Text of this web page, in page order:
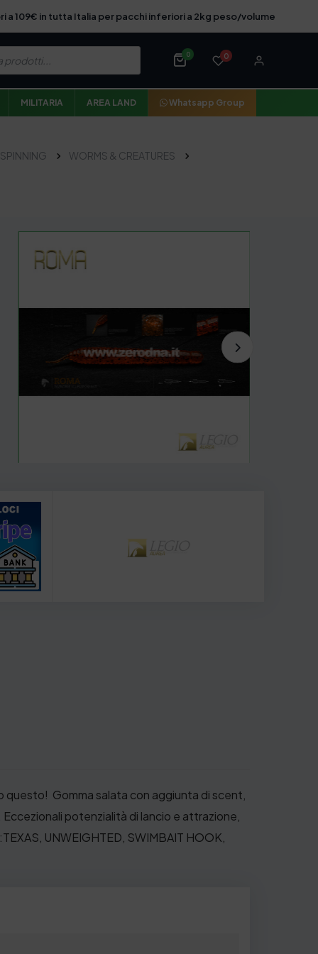
a 109€ in tutta Italia per pacchi inferiori a 2kg peso/volume
0 0
MILITARIA AREA LAND Whatsapp Group
SPINNING WORMS & CREATURES
questo! Gomma salata con aggiunta di scent,
potenzialità di lancio e attrazione,
TEXAS, UNWEIGHTED, SWIMBAIT HOOK,